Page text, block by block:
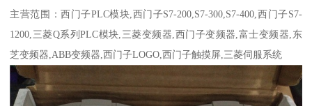
主营范围：西门子PLC模块,西门子S7-200,S7-300,S7-400,西门子S7-
1200,三菱Q系列PLC模块,三菱变频器,西门子变频器,富士变频器,东
芝变频器,ABB变频器,西门子LOGO,西门子触摸屏,三菱伺服系统